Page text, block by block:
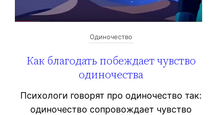
Одиночество
Как благодать побеждает чувство
одиночества
Психологи говорят про одиночество так:
одиночество сопровождает чувство